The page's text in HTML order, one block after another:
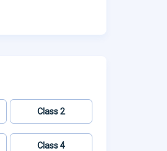
Class 2
Class 4